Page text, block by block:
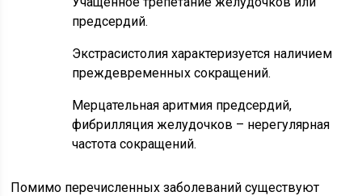
предсердий.
Экстрасистолия характеризуется наличием
преждевременных сокращений.
Мерцательная аритмия предсердий,
фибрилляция желудочков – нерегулярная
частота сокращений.
Помимо перечисленных заболеваний существуют